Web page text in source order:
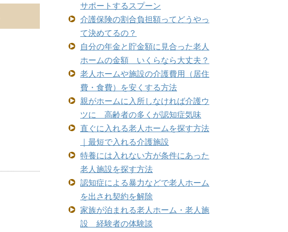
サポートするスプーン
介護保険の割合負担額ってどうやっ
て決めてるの？
自分の年金と貯金額に見合った老人
ホームの金額 いくらなら大丈夫？
老人ホームや施設の介護費用（居住
費・食費）を安くする方法
親がホームに入所しなければ介護ウ
ツに 高齢者の多くが認知症気味
直ぐに入れる老人ホームを探す方法
｜最短で入れる介護施設
特養には入れない方が条件にあった
老人施設を探す方法
認知症による暴力などで老人ホーム
を出され契約を解除
家族が泊まれる老人ホーム・老人施
設 経験者の体験談